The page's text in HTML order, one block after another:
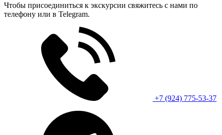
Чтобы присоединиться к экскурсии свяжитесь с нами по
телефону или в Telegram.
+7 (924) 775-53-37